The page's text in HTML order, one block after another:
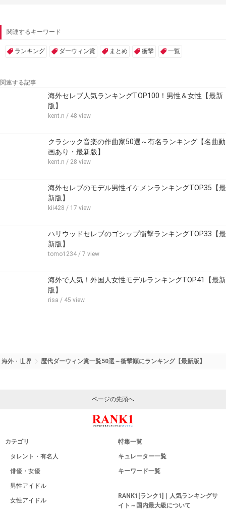
関連するキーワード
ランキング ダーウィン賞 まとめ 衝撃 一覧
関連する記事
海外セレブ人気ランキングTOP100！男性＆女性【最新
版】
kent.n / 48 view
クラシック音楽の作曲家50選～有名ランキング【名曲動
画あり・最新版】
kent.n / 28 view
海外セレブのモデル男性イケメンランキングTOP35【最
新版】
kii428 / 17 view
ハリウッドセレブのゴシップ衝撃ランキングTOP33【最
新版】
tomo1234 / 7 view
海外で人気！外国人女性モデルランキングTOP41【最新
版】
risa / 45 view
海外・世界 歴代ダーウィン賞一覧50選～衝撃順にランキング【最新版】
ページの先頭へ
カテゴリ
タレント・有名人
俳優・女優
男性アイドル
女性アイドル
特集一覧
キュレーター一覧
キーワード一覧
RANK1[ランク1]｜人気ランキングサ
イト～国内最大級について